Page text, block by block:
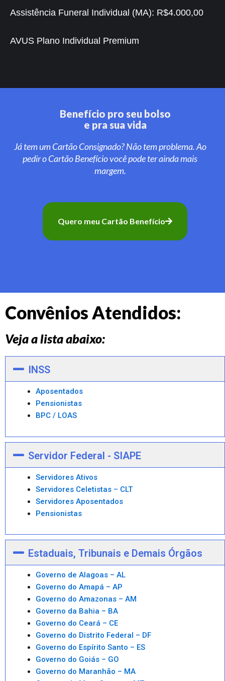
Assistência Funeral Individual (MA): R$4.000,00
AVUS Plano Individual Premium
Benefício pro seu bolso
e pra sua vida
Já tem um Cartão Consignado? Não tem problema. Ao
pedir o Cartão Benefício você pode ter ainda mais
margem.
Quero meu Cartão Benefício
Convênios Atendidos:
Veja a lista abaixo:
INSS
Aposentados
Pensionistas
BPC / LOAS
Servidor Federal - SIAPE
Servidores Ativos
Servidores Celetistas – CLT
Servidores Aposentados
Pensionistas
Estaduais, Tribunais e Demais Órgãos
Governo de Alagoas – AL
Governo do Amapá – AP
Governo do Amazonas – AM
Governo da Bahia – BA
Governo do Ceará – CE
Governo do Distrito Federal – DF
Governo do Espírito Santo – ES
Governo do Goiás – GO
Governo do Maranhão – MA